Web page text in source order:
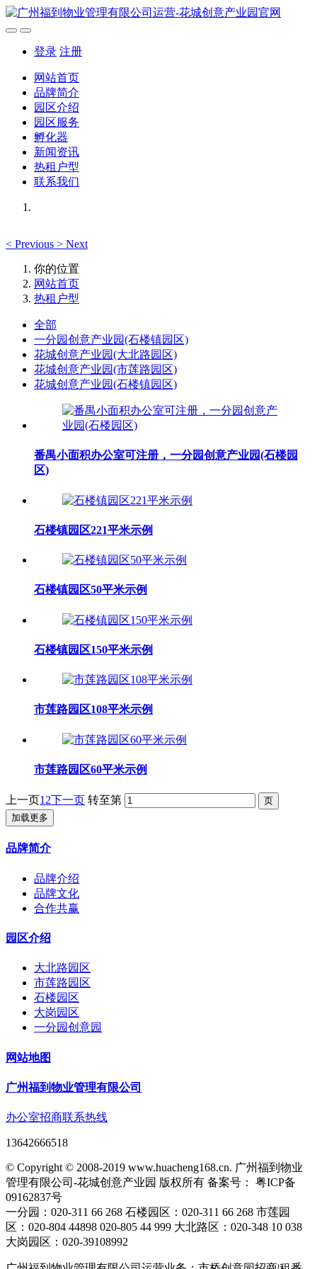
登录 注册
网站首页
品牌简介
园区介绍
园区服务
孵化器
新闻资讯
热租户型
联系我们
< Previous > Next
你的位置
网站首页
热租户型
全部
一分园创意产业园(石楼镇园区)
花城创意产业园(大北路园区)
花城创意产业园(市莲路园区)
花城创意产业园(石楼镇园区)
番禺小面积办公室可注册，一分园创意产业园(石楼园
区)
石楼镇园区221平米示例
石楼镇园区50平米示例
石楼镇园区150平米示例
市莲路园区108平米示例
市莲路园区60平米示例
上一页1 2下一页 转至第
加载更多
品牌简介
品牌介绍
品牌文化
合作共赢
园区介绍
大北路园区
市莲路园区
石楼园区
大岗园区
一分园创意园
网站地图
广州福到物业管理有限公司
办公室招商联系热线
13642666518
© Copyright © 2008-2019 www.huacheng168.cn. 广州福到物业
管理有限公司-花城创意产业园 版权所有 备案号： 粤ICP备
09162837号
一分园：020-311 66 268 石楼园区：020-311 66 268 市莲园
区：020-804 44898 020-805 44 999 大北路区：020-348 10 038
大岗园区：020-39108992